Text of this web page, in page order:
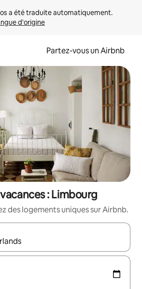
d'origine
Partez-vous un Airbnb
: Limbourg
des logements uniques sur Airbnb.
sont affichés, parcourez-les en utilisant